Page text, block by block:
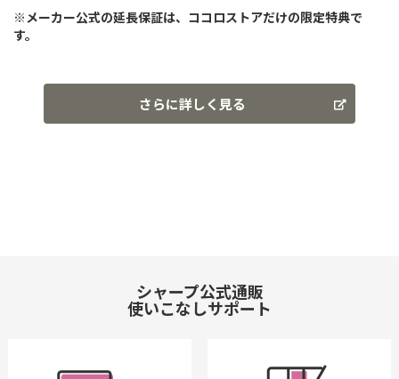
※メーカー公式の延長保証は、ココロストアだけの限定特典で
す。
さらに詳しく見る
シャープ公式通販
使いこなしサポート